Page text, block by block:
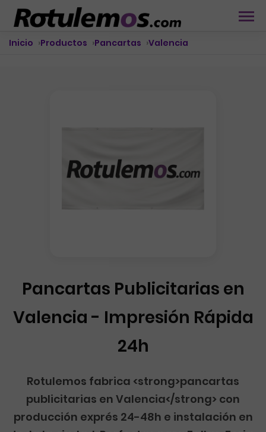
Inicio Productos Pancartas Valencia
Pancartas Publicitarias en
Valencia - Impresión Rápida
24h
Rotulemos fabrica <strong>pancartas
publicitarias en Valencia</strong> con
producción exprés 24-48h e instalación en